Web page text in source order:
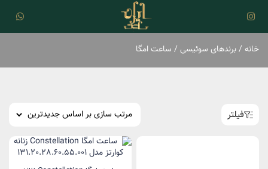
خانه /برند‌های سوئیسی / ساعت امگا
فیلتر